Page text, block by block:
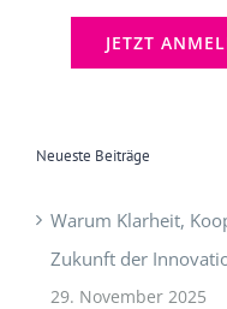
Neueste Beiträge
Warum Klarheit,
Zukunft der
29. November 2025